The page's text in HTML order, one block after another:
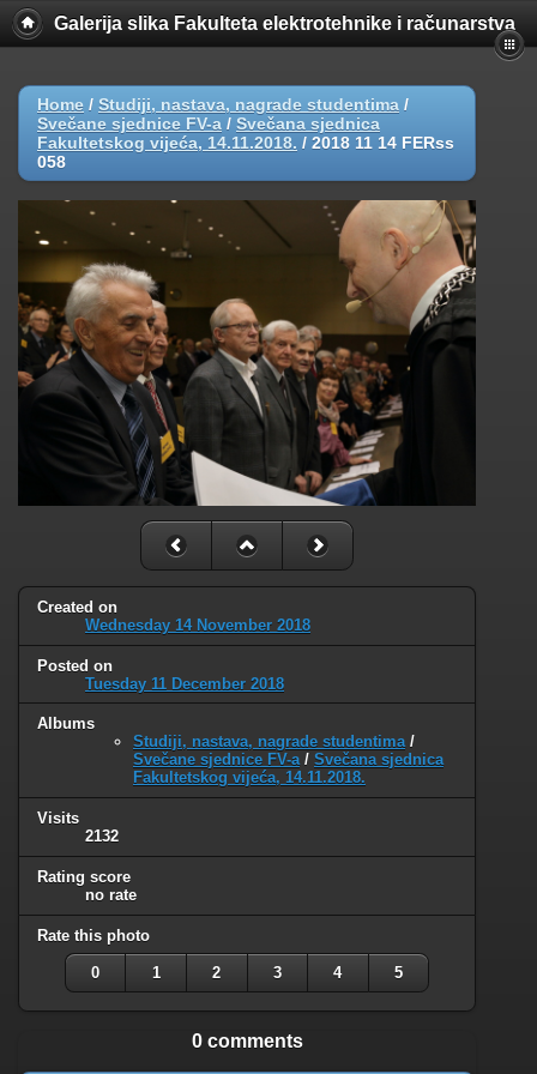
Galerija slika Fakulteta elektrotehnike i računarstva
Home / Studiji, nastava, nagrade studentima /
Svečane sjednice FV-a / Svečana sjednica
Fakultetskog vijeća, 14.11.2018. / 2018 11 14 FERss
058
Created on
Wednesday 14 November 2018
Posted on
Tuesday 11 December 2018
Albums
Studiji, nastava, nagrade studentima/
Svečane sjednice FV-a/ Svečana sjednica
Fakultetskog vijeća, 14.11.2018.
Visits
2132
Rating score
no rate
Rate this photo
0 1 2 3 4 5
0 comments